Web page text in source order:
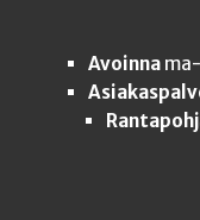
Avoinnama-